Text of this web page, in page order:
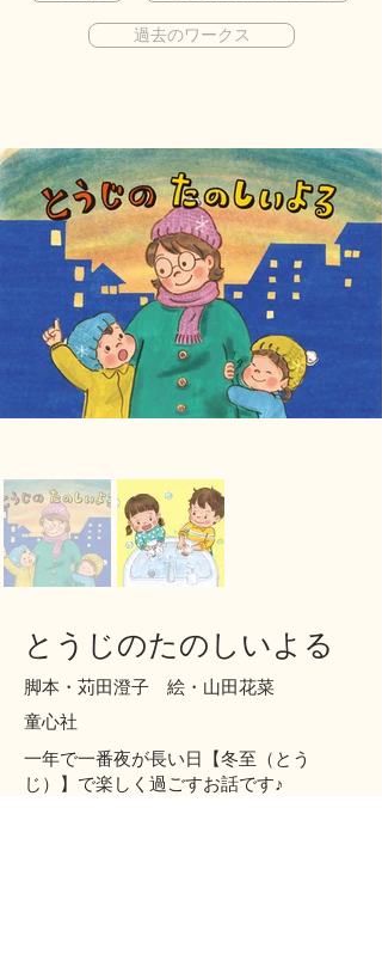
過去のワークス
とうじのたのしいよる
脚本・苅田澄子 絵・山田花菜
童心社
一年で一番夜が長い日【冬至（とう
じ）】で楽しく過ごすお話です♪